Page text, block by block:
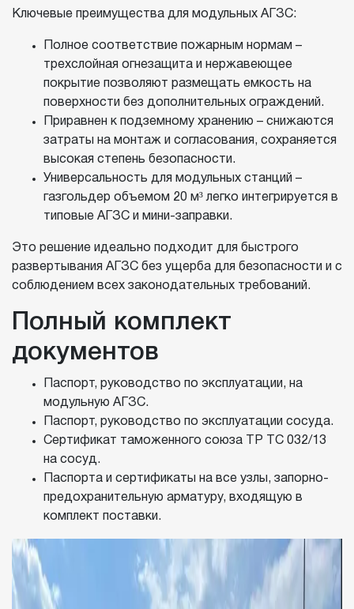
Ключевые преимущества для модульных АГЗС:
Полное соответствие пожарным нормам –
трехслойная огнезащита и нержавеющее
покрытие позволяют размещать емкость на
поверхности без дополнительных ограждений.
Приравнен к подземному хранению – снижаются
затраты на монтаж и согласования, сохраняется
высокая степень безопасности.
Универсальность для модульных станций –
газгольдер объемом 20 м³ легко интегрируется в
типовые АГЗС и мини-заправки.
Это решение идеально подходит для быстрого
развертывания АГЗС без ущерба для безопасности и с
соблюдением всех законодательных требований.
Полный комплект
документов
Паспорт, руководство по эксплуатации, на
модульную АГЗС.
Паспорт, руководство по эксплуатации сосуда.
Сертификат таможенного союза ТР ТС 032/13
на сосуд.
Паспорта и сертификаты на все узлы, запорно-
предохранительную арматуру, входящую в
комплект поставки.